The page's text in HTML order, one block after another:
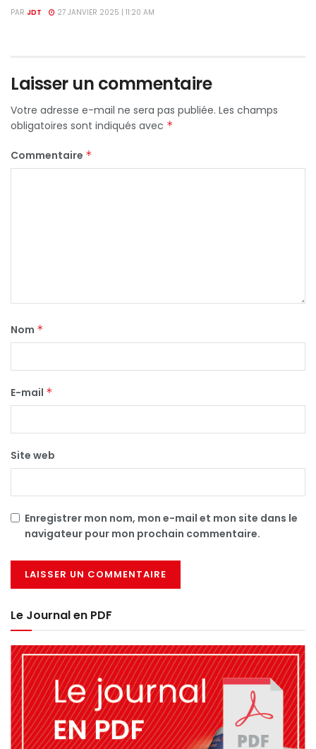
PAR JDT 27 JANVIER 2025 | 11:20 AM
Laisser un commentaire
Votre adresse e-mail ne sera pas publiée. Les champs
obligatoires sont indiqués avec *
Commentaire *
Nom *
E-mail *
Site web
Enregistrer mon nom, mon e-mail et mon site dans le
navigateur pour mon prochain commentaire.
Le Journal en PDF